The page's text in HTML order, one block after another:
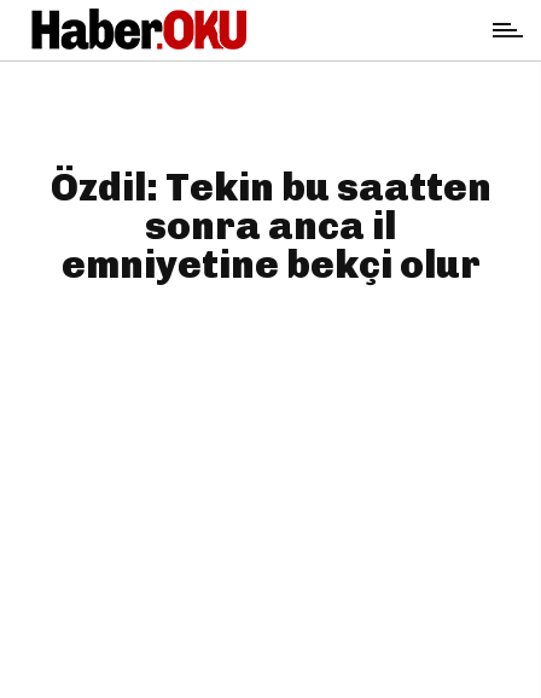
Özdil: Tekin bu saatten
sonra anca il
emniyetine bekçi olur